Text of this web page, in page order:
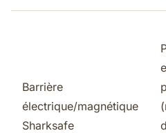
Barrière
électrique/magnétique
Sharksafe